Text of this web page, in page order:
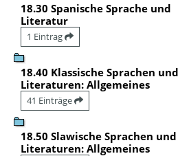
18.30 Spanische Sprache und
Literatur
1 Eintrag
18.40 Klassische Sprachen und
Literaturen: Allgemeines
41 Einträge
18.50 Slawische Sprachen und
Literaturen: Allgemeines